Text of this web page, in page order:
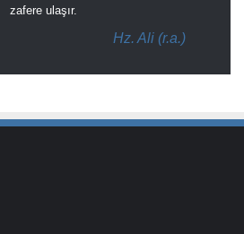
zafere ulaşır.
Hz. Ali (r.a.)